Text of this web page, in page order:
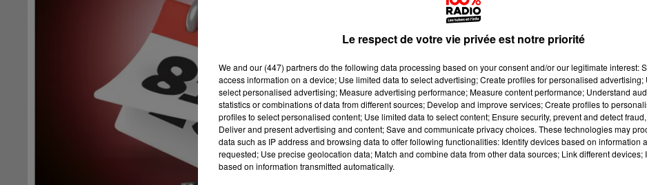
Le respect de votre vie privée est notre priorité
We and our (447) partnersdo the following data processing based on your consent and/or our legitimate interest:
access information on a device; Use limited data to select advertising; Create profiles for personalised advertising;
select personalised advertising; Measure advertising performance; Measure content performance; Understand
statistics or combinations of data from different sources; Develop and improve services; Create profiles to
profiles to select personalised content; Use limited data to select content; Ensure security, prevent and detect
Deliver and present advertising and content; Save and communicate privacy choices. These technologies may
data such as IP address and browsing data to offer following functionalities: Identify devices based on information
requested; Use precise geolocation data; Match and combine data from other data sources; Link different devices;
based on information transmitted automatically.